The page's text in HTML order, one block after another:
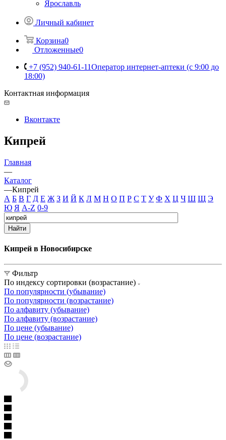
Ярославль
Личный кабинет
Корзина0
Отложенные0
+7 (952) 940-61-11Оператор интернет-аптеки (с 9:00 до
18:00)
Контактная информация
Вконтакте
Кипрей
Главная
—
Каталог
—Кипрей
А Б В Г Д Е Ж З И Й К Л М Н О П Р С Т У Ф Х Ц Ч Ш Щ Э
Ю Я A-Z 0-9
Найти
Кипрей в Новосибирске
Фильтр
По индексу сортировки (возрастание)
По популярности (убывание)
По популярности (возрастание)
По алфавиту (убывание)
По алфавиту (возрастание)
По цене (убывание)
По цене (возрастание)